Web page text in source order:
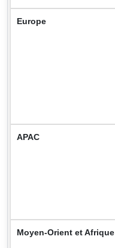
Europe
APAC
Moyen-Orient et Afrique